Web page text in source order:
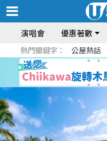
演唱會 優惠著數
熱門關鍵字： 公屋熱話